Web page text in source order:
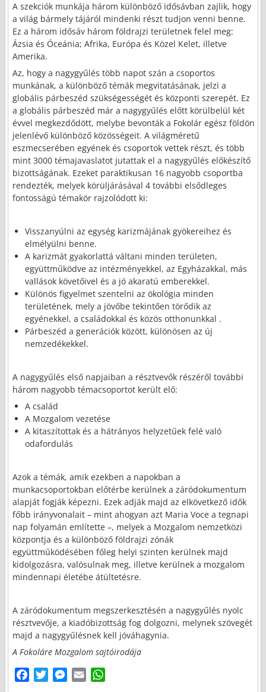
A szekciók munkája három különböző idősávban zajlik, hogy
a világ bármely tájáról mindenki részt tudjon venni benne.
Ez a három idősáv három földrajzi területnek felel meg:
Ázsia és Óceánia; Afrika, Európa és Közel Kelet, illetve
Amerika.
Az, hogy a nagygyűlés több napot szán a csoportos
munkának, a különböző témák megvitatásának, jelzi a
globális párbeszéd szükségességét és központi szerepét. Ez
a globális párbeszéd már a nagygyűlés előtt körülbelül két
évvel megkezdődött, melybe bevonták a Fokolár egész földön
jelenlévő különböző közösségeit. A világméretű
eszmecserében egyének és csoportok vettek részt, és több
mint 3000 témajavaslatot jutattak el a nagygyűlés előkészítő
bizottságának. Ezeket paraktikusan 16 nagyobb csoportba
rendezték, melyek körüljárásával 4 további elsődleges
fontosságú témakör rajzolódott ki:
Visszanyúlni az egység karizmájának gyökereihez és
elmélyülni benne.
A karizmát gyakorlattá váltani minden területen,
együttműködve az intézményekkel, az Egyházakkal, más
vallások követőivel és a jó akaratú emberekkel.
Különös figyelmet szentelni az ökológia minden
területének, mely a jövőbe tekintően törődik az
egyénekkel, a családokkal és közös otthonunkkal .
Párbeszéd a generációk között, különösen az új
nemzedékekkel.
A nagygyűlés első napjaiban a résztvevők részéről további
három nagyobb témacsoportot került elő:
A család
A Mozgalom vezetése
A kitaszítottak és a hátrányos helyzetűek felé való
odafordulás
Azok a témák, amik ezekben a napokban a
munkacsoportokban előtérbe kerülnek a záródokumentum
alapját fogják képezni. Ezek adják majd az elkövetkező idők
főbb irányvonalait – mint ahogyan azt Maria Voce a tegnapi
nap folyamán említette –, melyek a Mozgalom nemzetközi
központja és a különböző földrajzi zónák
együttműködésében főleg helyi szinten kerülnek majd
kidolgozásra, valósulnak meg, illetve kerülnek a mozgalom
mindennapi életébe átültetésre.
A záródokumentum megszerkesztésén a nagygyűlés nyolc
résztvevője, a kiadóbizottság fog dolgozni, melynek szövegét
majd a nagygyűlésnek kell jóváhagynia.
A Fokoláre Mozgalom sajtóirodája
M